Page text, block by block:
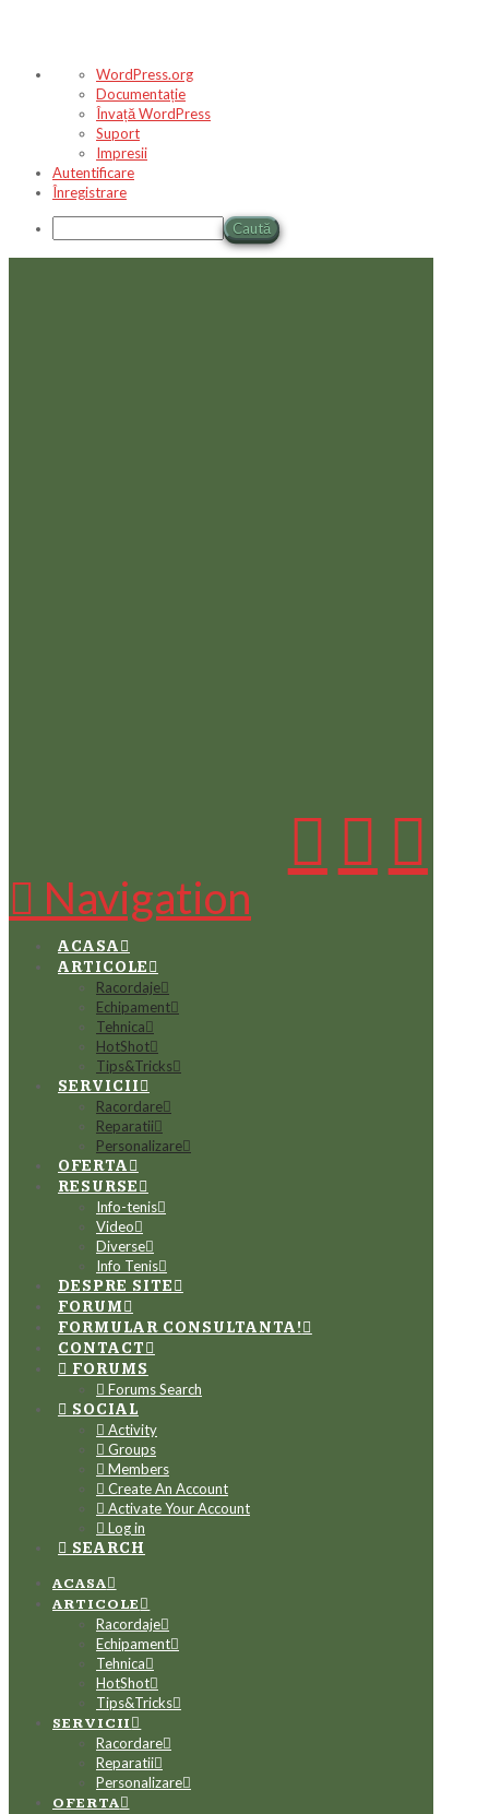
Despre
WordPress
WordPress.org
Documentație
Învață WordPress
Suport
Impresii
Autentificare
Înregistrare
Caută
Navigation
ACASA
ARTICOLE
Racordaje
Echipament
Tehnica
HotShot
Tips&Tricks
SERVICII
Racordare
Reparatii
Personalizare
OFERTA
RESURSE
Info-tenis
Video
Diverse
Info Tenis
DESPRE SITE
FORUM
FORMULAR CONSULTANTA!
CONTACT
FORUMS
Forums Search
SOCIAL
Activity
Groups
Members
Create An Account
Activate Your Account
Log in
SEARCH
ACASA
ARTICOLE
Racordaje
Echipament
Tehnica
HotShot
Tips&Tricks
SERVICII
Racordare
Reparatii
Personalizare
OFERTA